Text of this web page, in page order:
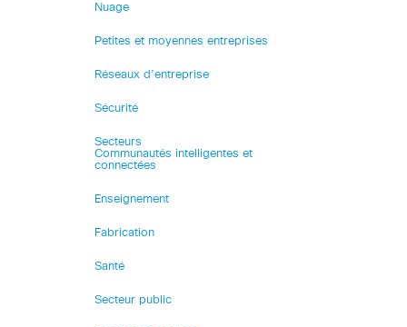
Nuage
Petites et moyennes entreprises
Réseaux d’entreprise
Sécurité
Secteurs
Communautés intelligentes et
connectées
Enseignement
Fabrication
Santé
Secteur public